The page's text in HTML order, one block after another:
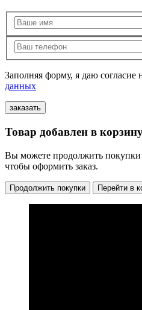
Заполняя форму, я даю согласие
данных
Товар добавлен в
Вы можете продолжить покупки
чтобы оформить заказ.
Продолжить покупки Перейти в